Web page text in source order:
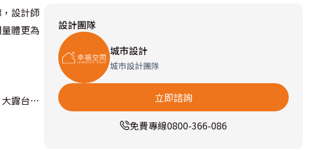
設計師
體更為
露台的
清透、
設計團隊
城市設計
城市設計團隊
立即諮詢
免費專線0800-366-086